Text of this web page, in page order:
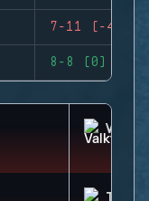
7-11 (-4)
8-8 (0)